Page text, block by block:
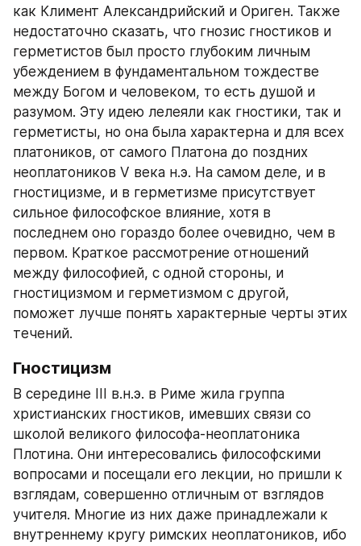
как Климент Александрийский и Ориген. Также
недостаточно сказать, что гнозис гностиков и
герметистов был просто глубоким личным
убеждением в фундаментальном тождестве
между Богом и человеком, то есть душой и
разумом. Эту идею лелеяли как гностики, так и
герметисты, но она была характерна и для всех
платоников, от самого Платона до поздних
неоплатоников V века н.э. На самом деле, и в
гностицизме, и в герметизме присутствует
сильное философское влияние, хотя в
последнем оно гораздо более очевидно, чем в
первом. Краткое рассмотрение отношений
между философией, с одной стороны, и
гностицизмом и герметизмом с другой,
поможет лучше понять характерные черты этих
течений.
Гностицизм
В середине III в.н.э. в Риме жила группа
христианских гностиков, имевших связи со
школой великого философа-неоплатоника
Плотина. Они интересовались философскими
вопросами и посещали его лекции, но пришли к
взглядам, совершенно отличным от взглядов
учителя. Многие из них даже принадлежали к
внутреннему кругу римских неоплатоников, ибо